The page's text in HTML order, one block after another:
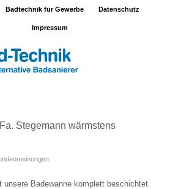
Badtechnik für Gewerbe Datenschutz
Impressum
Stegemann wärmstens
unsere Badewanne komplett beschichtet.